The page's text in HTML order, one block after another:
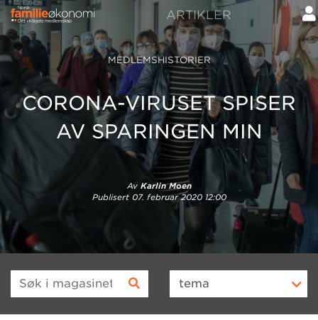
ARTIKLER
MEDLEMSHISTORIER
CORONA-VIRUSET SPISER
AV SPARINGEN MIN
Av Karlin Moen
Publisert 07. februar 2020 12:00
Søk i magasinet tema